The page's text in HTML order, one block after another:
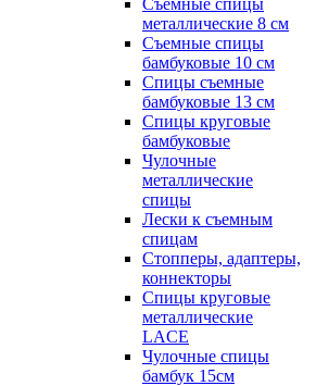
Съемные спицы
металлические 8 см
Съемные спицы
бамбуковые 10 см
Спицы съемные
бамбуковые 13 см
Спицы круговые
бамбуковые
Чулочные
металлические
спицы
Лески к съемным
спицам
Стопперы, адаптеры,
коннекторы
Спицы круговые
металлические
LACE
Чулочные спицы
бамбук 15см